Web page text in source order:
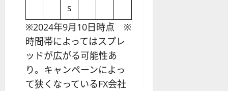
s
※2024年9月10日時点 ※
時間帯によってはスプレ
ッドが広がる可能性あ
り。キャンペーンによっ
て狭くなっているFX会社